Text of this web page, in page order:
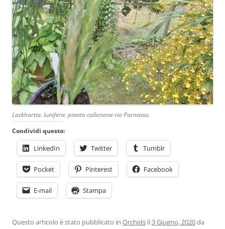
Lockhartia. lunifera: pianta collezione rio Parnasso.
Condividi questo:
LinkedIn Twitter Tumblr
Pocket Pinterest Facebook
E-mail Stampa
Questo articolo è stato pubblicato in Orchids il3 Giugno, 2020da